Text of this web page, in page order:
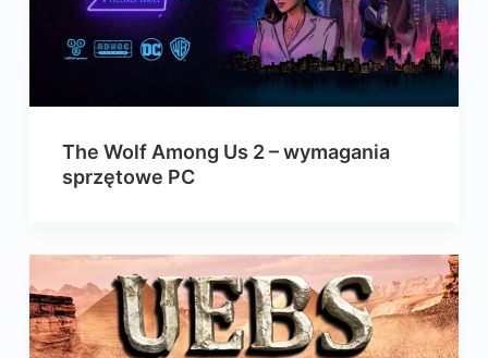
The Wolf Among Us 2 – wymagania
sprzętowe PC